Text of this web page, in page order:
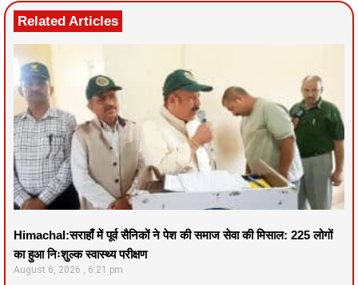
Related Articles
Himachal:सराहाँ में पूर्व सैनिकों ने पेश की समाज सेवा की मिसाल: 225 लोगों
का हुआ निःशुल्क स्वास्थ्य परीक्षण
August 6, 2026 6:21 pm